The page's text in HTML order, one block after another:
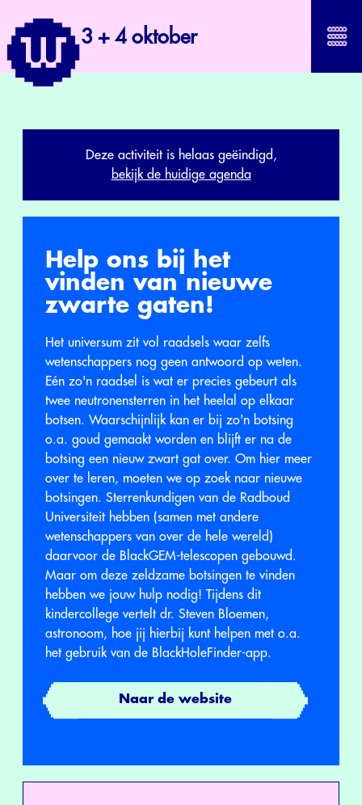
3 + 4 oktober
Deze activiteit is helaas geëindigd,
bekijk de huidige agenda
Help ons bij het
vinden van nieuwe
zwarte gaten!
Het universum zit vol raadsels waar zelfs
wetenschappers nog geen antwoord op weten.
Eén zo'n raadsel is wat er precies gebeurt als
twee neutronensterren in het heelal op elkaar
botsen. Waarschijnlijk kan er bij zo'n botsing
o.a. goud gemaakt worden en blijft er na de
botsing een nieuw zwart gat over. Om hier meer
over te leren, moeten we op zoek naar nieuwe
botsingen. Sterrenkundigen van de Radboud
Universiteit hebben (samen met andere
wetenschappers van over de hele wereld)
daarvoor de BlackGEM-telescopen gebouwd.
Maar om deze zeldzame botsingen te vinden
hebben we jouw hulp nodig! Tijdens dit
kindercollege vertelt dr. Steven Bloemen,
astronoom, hoe jij hierbij kunt helpen met o.a.
het gebruik van de BlackHoleFinder-app.
Naar de website